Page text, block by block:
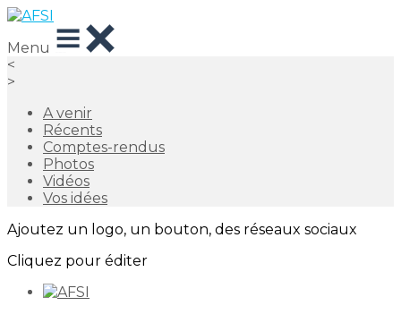
Menu
<
>
A venir
Récents
Comptes-rendus
Photos
Vidéos
Vos idées
Ajoutez un logo, un bouton, des réseaux sociaux
Cliquez pour éditer